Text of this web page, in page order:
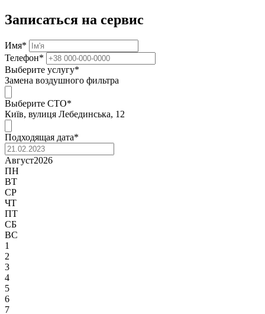
Записаться на сервис
Имя*
Телефон*
Выберите услугу*
Замена воздушного фильтра
Выберите СТО*
Київ, вулиця Лебединська, 12
Подходящая дата*
Август2026
ПН
ВТ
СР
ЧТ
ПТ
СБ
ВС
1
2
3
4
5
6
7